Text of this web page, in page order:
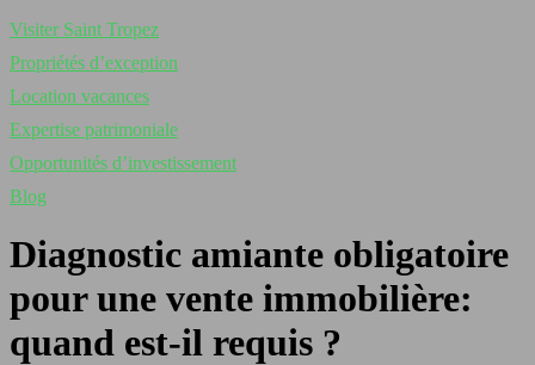
Visiter Saint Tropez
Propriétés d’exception
Location vacances
Expertise patrimoniale
Opportunités d’investissement
Blog
Diagnostic amiante obligatoire
pour une vente immobilière:
quand est-il requis ?